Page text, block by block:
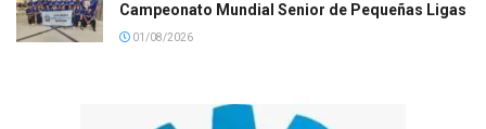
Campeonato Mundial Senior de Pequeñas Ligas
01/08/2026